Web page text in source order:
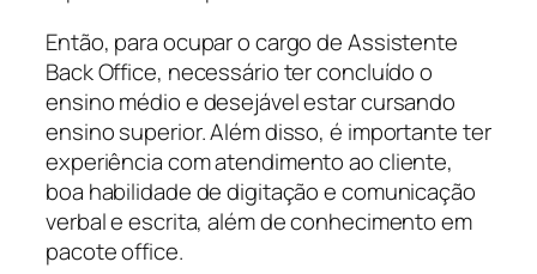
Então, para ocupar o cargo de Assistente
Back Office, necessário ter concluído o
ensino médio e desejável estar cursando
ensino superior. Além disso, é importante ter
experiência com atendimento ao cliente,
boa habilidade de digitação e comunicação
verbal e escrita, além de conhecimento em
pacote office.